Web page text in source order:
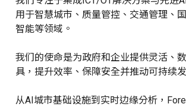
用于智慧城市、质量管控、交通管理、
智能等领域。
我们的使命是为政府和企业提供灵活、
具，提升效率、保障安全并推动可持续
从AI城市基础设施到实时边缘分析，